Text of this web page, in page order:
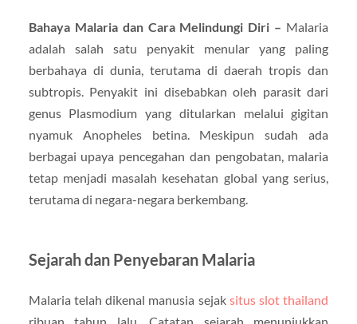
Bahaya Malaria dan Cara Melindungi Diri – Malaria
adalah salah satu penyakit menular yang paling
berbahaya di dunia, terutama di daerah tropis dan
subtropis. Penyakit ini disebabkan oleh parasit dari
genus Plasmodium yang ditularkan melalui gigitan
nyamuk Anopheles betina. Meskipun sudah ada
berbagai upaya pencegahan dan pengobatan, malaria
tetap menjadi masalah kesehatan global yang serius,
terutama di negara-negara berkembang.
Sejarah dan Penyebaran Malaria
Malaria telah dikenal manusia sejak situs slot thailand